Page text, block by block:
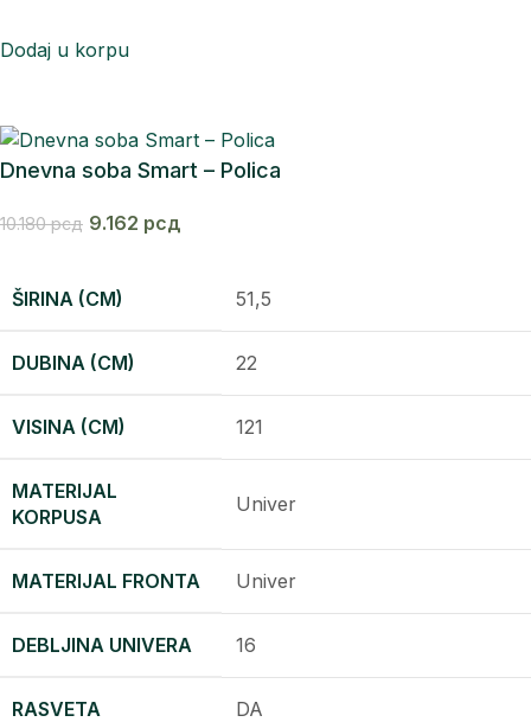
Dodaj u korpu
Dnevna soba Smart – Polica
10.180рсд 9.162 рсд
ŠIRINA (CM) 51,5
DUBINA (CM) 22
VISINA (CM) 121
MATERIJAL
KORPUSA
Univer
MATERIJAL FRONTA Univer
DEBLJINA UNIVERA 16
RASVETA DA